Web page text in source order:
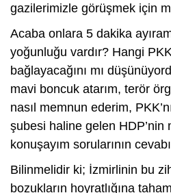
gazilerimizle görüşmek için
Acaba onlara 5 dakika
yoğunluğu vardır? Hangi
bağlayacağını mı
mavi boncuk atarım, terör
nasıl memnun ederim,
şubesi haline gelen HDP’nin
konuşayım sorularının
Bilinmelidir ki; İzmirlinin bu
bozukların hoyratlığına